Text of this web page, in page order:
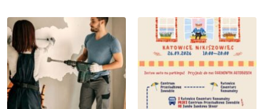
– nabór dla
przedsiębiorców
Podlesiu